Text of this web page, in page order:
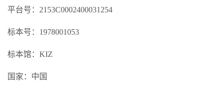
平台号：2153C0002400031254
标本号：1978001053
标本馆：KIZ
国家：中国